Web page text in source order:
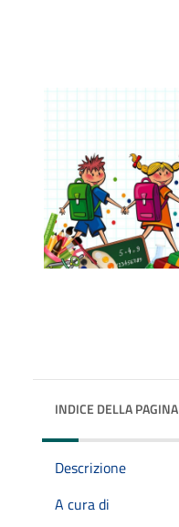
INDICE DELLA PAGINA
Descrizione
A cura di